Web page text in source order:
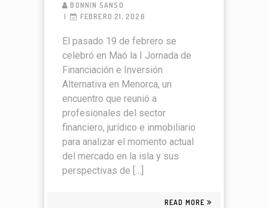
BONNIN SANSO
FEBRERO 21, 2026
El pasado 19 de febrero se
celebró en Maó la I Jornada de
Financiación e Inversión
Alternativa en Menorca, un
encuentro que reunió a
profesionales del sector
financiero, jurídico e inmobiliario
para analizar el momento actual
del mercado en la isla y sus
perspectivas de […]
READ MORE